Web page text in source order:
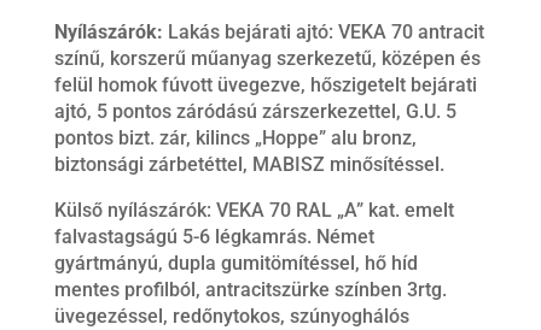
Nyílászárók: Lakás bejárati ajtó: VEKA 70 antracit
színű, korszerű műanyag szerkezetű, középen és
felül homok fúvott üvegezve, hőszigetelt bejárati
ajtó, 5 pontos záródású zárszerkezettel, G.U. 5
pontos bizt. zár, kilincs „Hoppe” alu bronz,
biztonsági zárbetéttel, MABISZ minősítéssel.
Külső nyílászárók: VEKA 70 RAL „A” kat. emelt
falvastagságú 5-6 légkamrás. Német
gyártmányú, dupla gumitömítéssel, hő híd
mentes profilból, antracitszürke színben 3rtg.
üvegezéssel, redőnytokos, szúnyoghálós